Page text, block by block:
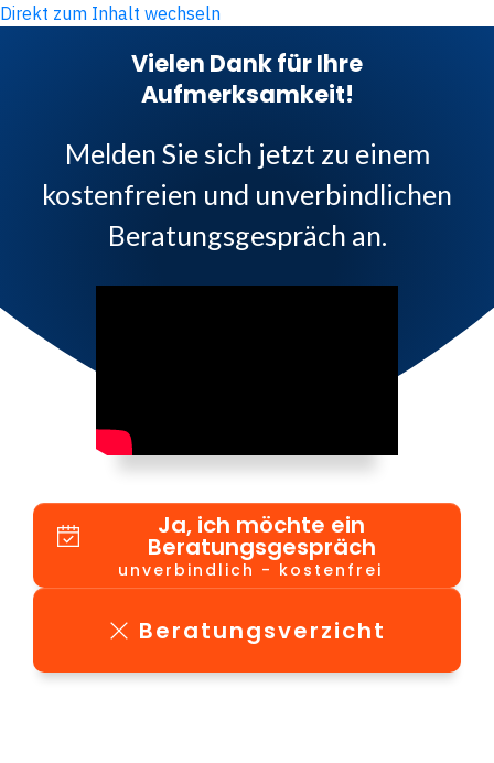
Direkt zum Inhalt wechseln
Vielen Dank für Ihre
Aufmerksamkeit!
Melden Sie sich jetzt zu einem
kostenfreien und unverbindlichen
Beratungsgespräch an.
Ja, ich möchte ein
Beratungsgespräch
unverbindlich - kostenfrei
Beratungsverzicht